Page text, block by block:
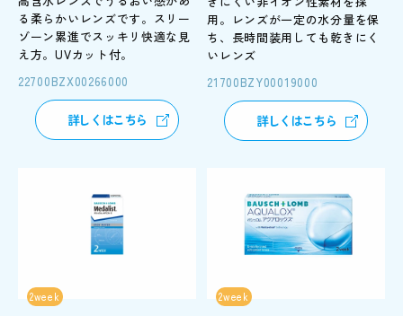
る柔らかいレンズです。スリー
ゾーン累進でスッキリ快適な見
え方。UVカット付。
22700BZX00266000
詳しくはこちら
用。レンズが一定の水分量を保
ち、長時間装用しても乾きにく
いレンズ
21700BZY00019000
詳しくはこちら
2week 2week